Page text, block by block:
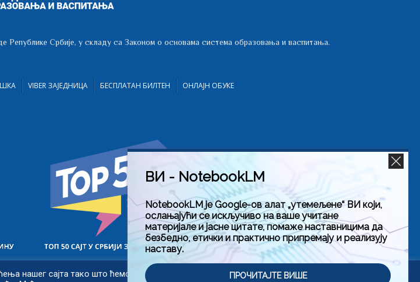
Србије, у складу са Законом о основама система образовања и васпитања.
VIBER ЗАЈЕДНИЦА БЕСПЛАТАН БИЛТЕН ОНЛАЈН ОБУКЕ
нашег сајта тако што ћемо запамтити
ВИ - NotebookLM
NotebookLM је Google-ов алат „утемељене“ ВИ који,
ослањајући се искључиво на ваше учитане
материјале и јасне цитате, помаже наставницима да
безбедно, етички и практично припремају и реализују
наставу.
ПРОЧИТАЈТЕ ВИШЕ